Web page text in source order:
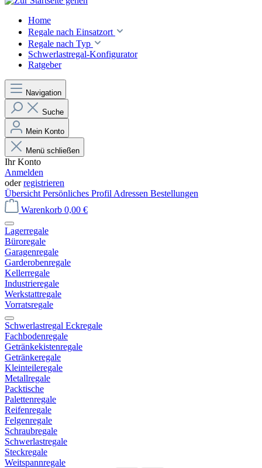
Home
Regale nach Einsatzort
Regale nach Typ
Schwerlastregal-Konfigurator
Ratgeber
Navigation
Suche
Mein Konto
Menü schließen
Ihr Konto
Anmelden
oderregistrieren
Übersicht Persönliches Profil Adressen Bestellungen
Warenkorb 0,00 €
Lagerregale
Büroregale
Garagenregale
Garderobenregale
Kellerregale
Industrieregale
Werkstattregale
Vorratsregale
Schwerlastregal Eckregale
Fachbodenregale
Getränkekistenregale
Getränkeregale
Kleinteileregale
Metallregale
Packtische
Palettenregale
Reifenregale
Felgenregale
Schraubregale
Schwerlastregale
Steckregale
Weitspannregale